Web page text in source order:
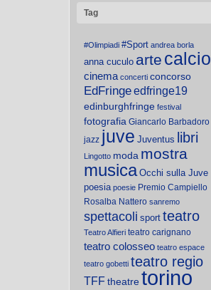
Tag
#Olimpiadi #Sport andrea borla
anna cuculo arte calcio
cinema concerti concorso
EdFringeedfringe19
edinburghfringe festival
fotografia Giancarlo Barbadoro
jazz juve Juventus libri
Lingotto moda mostra
musica Occhi sulla Juve
poesia poesie Premio Campiello
Rosalba Nattero sanremo
spettacoli sport teatro
Teatro Alfieri teatro carignano
teatro colosseo teatro espace
teatro gobetti teatro regio
TFFtheatretorino